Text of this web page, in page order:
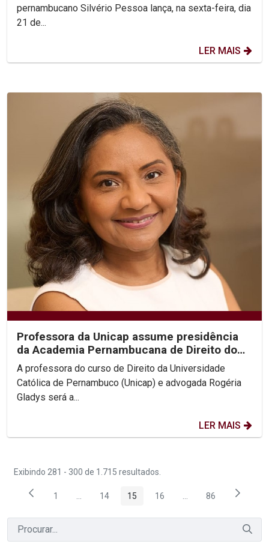
pernambucano Silvério Pessoa lança, na sexta-feira, dia
21 de...
LER MAIS
Professora da Unicap assume presidência
da Academia Pernambucana de Direito do
Trabalho
A professora do curso de Direito da Universidade
Católica de Pernambuco (Unicap) e advogada Rogéria
Gladys será a...
LER MAIS
Exibindo 281 - 300 de 1.715 resultados.
Página
1 Páginas intermediárias Usar ABA para navegar.
Página
14 Página
15 Página
16 PáginasPágina
86